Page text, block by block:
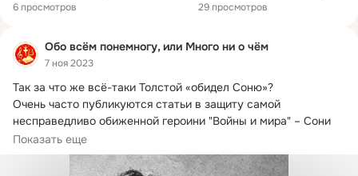
6 просмотров 29 просмотров
Обо всём понемногу, или Много ни о чём
7 ноя 2023
Так за что же всё-таки Толстой «обидел Соню»?
Очень часто публикуются статьи в защиту самой
несправедливо обиженной героини "Войны и мира" – Сони
Ростовой, бедной родственницы Наташи.
Показать еще